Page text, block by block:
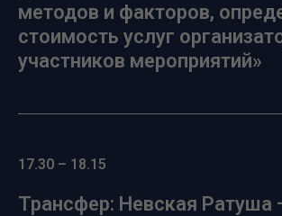
методов и факторов,
стоимость услуг
участников мероприятий»
17.30 – 18.15
Трансфер: Невская Ратуша